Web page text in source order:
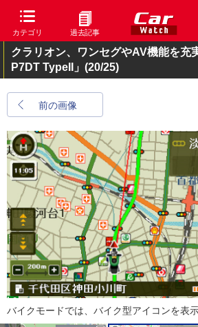
カテゴリ 過去記事
クラリオン、ワンセグやAV機能を充
P7DT TypeII」 (20/25)
前の画像
バイクモードでは、バイク型アイコンを表